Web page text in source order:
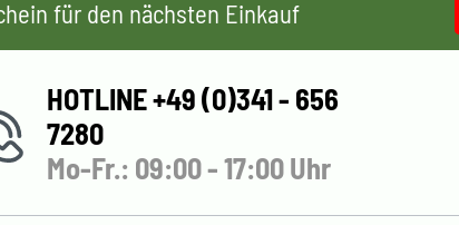
für den nächsten Einkauf
HOTLINE +49 (0)341 - 656
7280
Mo-Fr.: 09:00 - 17:00 Uhr